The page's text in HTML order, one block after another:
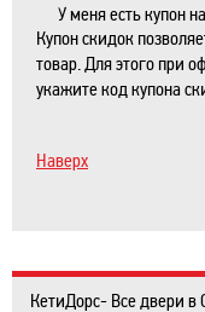
У меня есть купон
Купон скидок
товар. Для этого при
укажите код купона
Наверх
КетиДорс- Все двери в